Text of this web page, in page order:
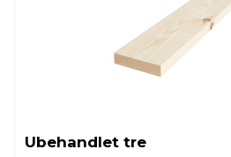
Ubehandlet tre